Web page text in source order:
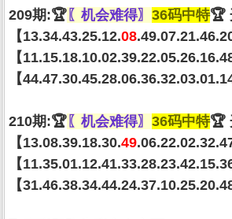
209期:🏆〖机会难得〗 36码中特🏆
【13.34.43.25.12.08
【
【
210期:🏆〖机会难得〗 36码中特🏆
【13.08.39.18.30.49
【
【